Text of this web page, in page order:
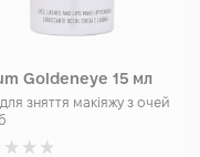
Goldeneye 15 мл
зняття макіяжу з очей